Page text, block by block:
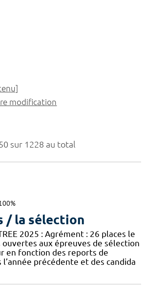
sur 1228 au total
/ la sélection
2025 : Agrément : 26 places le
ouvertes aux épreuves de sélection
en fonction des reports de
précédente et des candida
modification